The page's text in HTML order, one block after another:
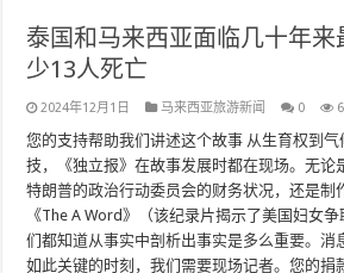
泰国和马来西亚面临几十年来
少13人死亡
2024年12月1日 马来西亚旅游新闻 0
您的支持帮助我们讲述这个故事 从生育权到
技，《独立报》在故事发展时都在现场。无论
特朗普的政治行动委员会的财务状况，还是制
《The A Word》（该纪录片揭示了美国妇女
们都知道从事实中剖析出事实是多么重要。消
如此关键的时刻，我们需要现场记者。您的捐